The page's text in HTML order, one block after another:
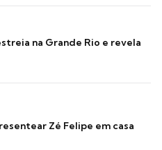
na Grande Rio e revela
Zé Felipe em casa